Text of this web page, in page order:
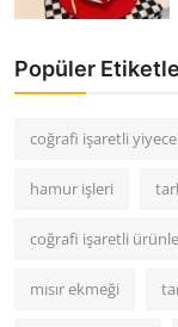
Popüler
coğrafi işaretli
hamur işleri
coğrafi işaretli
mısır ekmeği